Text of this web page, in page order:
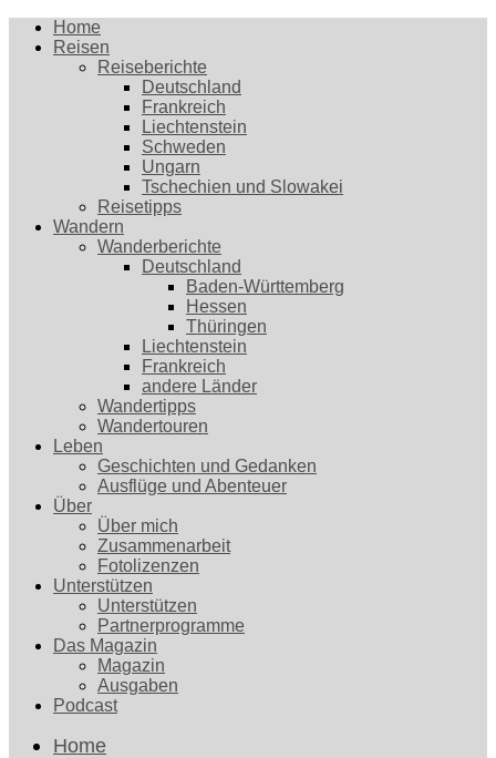
Home
Reisen
Reiseberichte
Deutschland
Frankreich
Liechtenstein
Schweden
Ungarn
Tschechien und Slowakei
Reisetipps
Wandern
Wanderberichte
Deutschland
Baden-Württemberg
Hessen
Thüringen
Liechtenstein
Frankreich
andere Länder
Wandertipps
Wandertouren
Leben
Geschichten und Gedanken
Ausflüge und Abenteuer
Über
Über mich
Zusammenarbeit
Fotolizenzen
Unterstützen
Unterstützen
Partnerprogramme
Das Magazin
Magazin
Ausgaben
Podcast
Home